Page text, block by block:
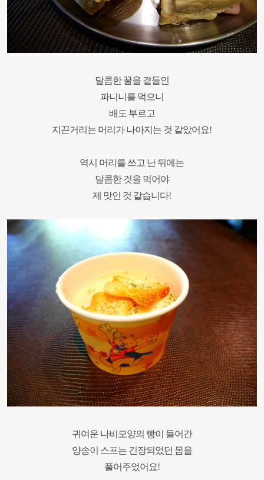
달콤한 꿀을 곁들인
파니니를 먹으니
배도 부르고
지끈거리는 머리가 나아지는 것 같았어요!
역시 머리를 쓰고 난 뒤에는
달콤한 것을 먹어야
제 맛인 것 같습니다!
귀여운 나비모양의 빵이 들어간
양송이 스프는 긴장되었던 몸을
풀어주었어요!